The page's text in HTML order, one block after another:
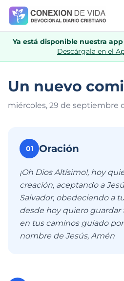
Ya está disponible nuestra
Descárgala en el
Un nuevo
miércoles, 29 de septiembre
01 Oración
¡Oh Dios Altísimo!, hoy
creación, aceptando a
Salvador, obedeciendo a
desde hoy quiero guardar
en tus caminos guiado
nombre de Jesús, Amén